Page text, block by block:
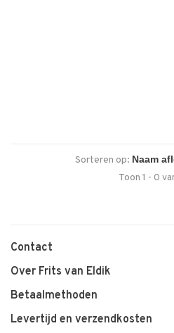
Sorteren op:
Toon 1 - 0
Contact
Over Frits van Eldik
Betaalmethoden
Levertijd en verzendkosten